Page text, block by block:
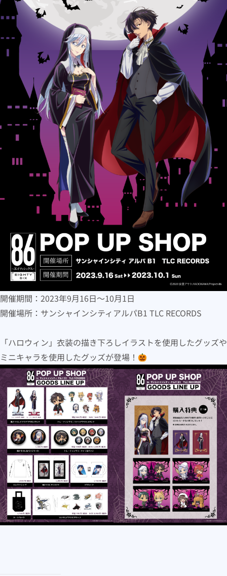
開催期間：2023年9月16日〜10月1日
開催場所：サンシャインシティアルパB1 TLC RECORDS
「ハロウィン」衣装の描き下ろしイラストを使用したグッズや
ミニキャラを使用したグッズが登場！